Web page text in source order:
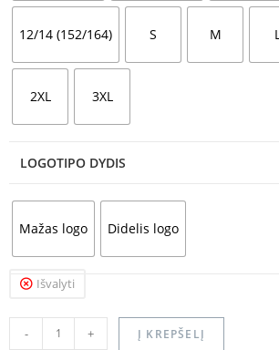
12/14 (152/164) S M
2XL 3XL
LOGOTIPO DYDIS
Mažas logo Didelis logo
Išvalyti
- + Į KREPŠELĮ